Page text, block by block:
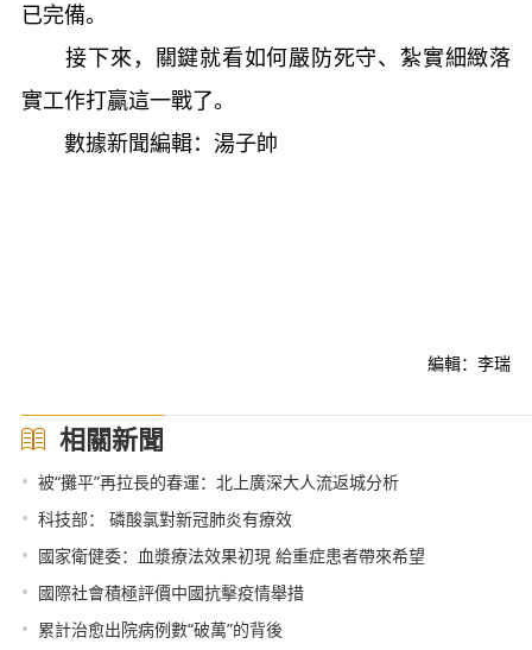
已完備。
接下來，關鍵就看如何嚴防死守、紮實細緻落
實工作打贏這一戰了。
數據新聞編輯：湯子帥
編輯：李瑞
相關新聞
• 被“攤平”再拉長的春運：北上廣深大人流返城分析
• 科技部： 磷酸氯對新冠肺炎有療效
• 國家衛健委：血漿療法效果初現 給重症患者帶來希望
• 國際社會積極評價中國抗擊疫情舉措
• 累計治愈出院病例數“破萬”的背後